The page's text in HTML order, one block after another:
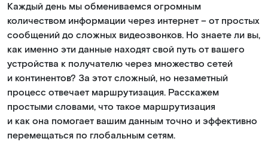
Каждый день мы обмениваемся огромным
количеством информации через интернет – от простых
сообщений до сложных видеозвонков. Но знаете ли вы,
как именно эти данные находят свой путь от вашего
устройства к получателю через множество сетей
и континентов? За этот сложный, но незаметный
процесс отвечает маршрутизация. Расскажем
простыми словами, что такое маршрутизация
и как она помогает вашим данным точно и эффективно
перемещаться по глобальным сетям.